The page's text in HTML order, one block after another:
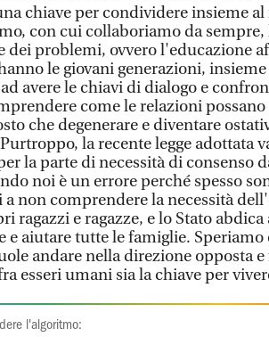
chiave per condividere insieme
con cui collaboriamo da sempre,
dei problemi, ovvero l'educazione
le giovani generazioni,
avere le chiavi di dialogo e
come le relazioni
che degenerare e diventare
la recente legge adottata
la parte di necessità di consenso
noi è un errore perché spesso
non comprendere la necessità
ragazzi e ragazze, e lo Stato abdica
e aiutare tutte le famiglie.
andare nella direzione opposta
esseri umani sia la chiave per
l'algoritmo: